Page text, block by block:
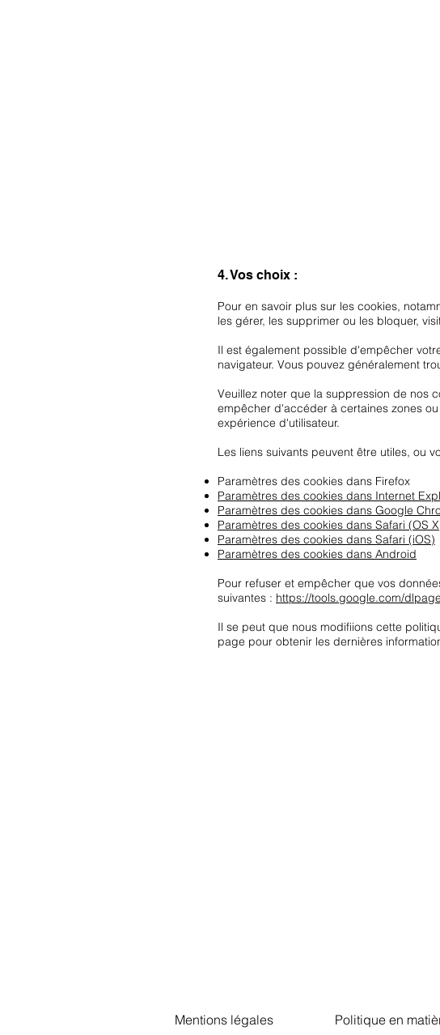
4. Vos choix :
Pour en savoir plus sur les cookies,
les gérer, les supprimer ou les bloquer,
Il est également possible d'empêcher
navigateur. Vous pouvez généralement
Veuillez noter que la suppression de nos
empêcher d'accéder à certaines zones
expérience d'utilisateur.
Les liens suivants peuvent être utiles, ou
Paramètres des cookies dans Firefox
Paramètres des cookies dans Internet
Paramètres des cookies dans Google
Paramètres des cookies dans Safari (OS
Paramètres des cookies dans Safari (iOS)
Paramètres des cookies dans Android
Pour refuser et empêcher que vos
suivantes : https://tools.google.com/
Il se peut que nous modifiions cette
page pour obtenir les dernières
Mentions légales Politique en